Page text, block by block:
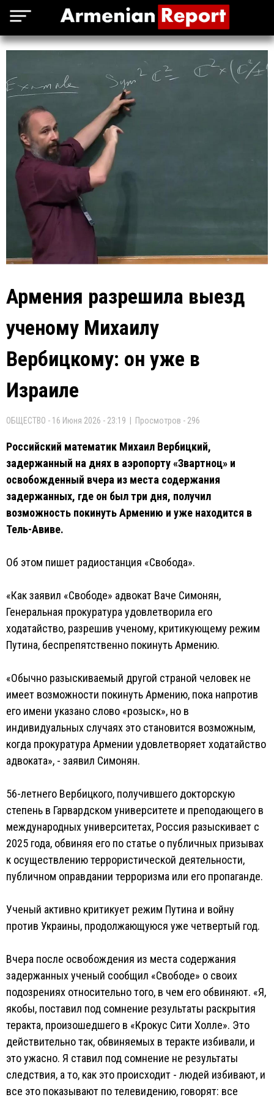
Армения разрешила выезд
ученому Михаилу
Вербицкому: он уже в
Израиле
ОБЩЕСТВО - 16 Июня 2026 - 23:19 | Просмотров - 296
Российский математик Михаил Вербицкий,
задержанный на днях в аэропорту «Звартноц» и
освобожденный вчера из места содержания
задержанных, где он был три дня, получил
возможность покинуть Армению и уже находится в
Тель-Авиве.
Об этом пишет радиостанция «Свобода».
«Как заявил «Свободе» адвокат Ваче Симонян,
Генеральная прокуратура удовлетворила его
ходатайство, разрешив ученому, критикующему режим
Путина, беспрепятственно покинуть Армению.
«Обычно разыскиваемый другой страной человек не
имеет возможности покинуть Армению, пока напротив
его имени указано слово «розыск», но в
индивидуальных случаях это становится возможным,
когда прокуратура Армении удовлетворяет ходатайство
адвоката», - заявил Симонян.
56-летнего Вербицкого, получившего докторскую
степень в Гарвардском университете и преподающего в
международных университетах, Россия разыскивает с
2025 года, обвиняя его по статье о публичных призывах
к осуществлению террористической деятельности,
публичном оправдании терроризма или его пропаганде.
Ученый активно критикует режим Путина и войну
против Украины, продолжающуюся уже четвертый год.
Вчера после освобождения из места содержания
задержанных ученый сообщил «Свободе» о своих
подозрениях относительно того, в чем его обвиняют. «Я,
якобы, поставил под сомнение результаты раскрытия
теракта, произошедшего в «Крокус Сити Холле». Это
действительно так, обвиняемых в теракте избивали, и
это ужасно. Я ставил под сомнение не результаты
следствия, а то, как это происходит - людей избивают, и
все это показывают по телевидению, говорят: все